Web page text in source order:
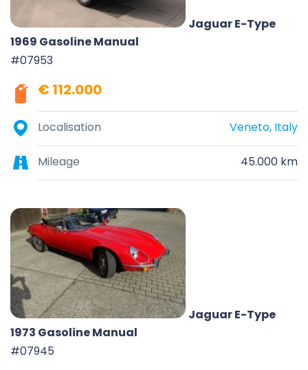
Jaguar E-Type
1969 Gasoline Manual
#07953
€ 112.000
Localisation Veneto, Italy
Mileage 45.000 km
Jaguar E-Type
1973 Gasoline Manual
#07945